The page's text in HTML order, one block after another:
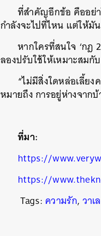
ที่สำคัญอีกข้อ คืออย่า
กำลังจะไปที่ไหน แต่ให้มั
หากใครที่สนใจ ‘กฎ
ลองปรับใช้ให้เหมาะสม
“ไม่มีสิ่งใดหล่อเลี้ย
หมายถึง การอยู่ห่างจา
ที่มา:
https://
https://
Tags: ความรัก, วา